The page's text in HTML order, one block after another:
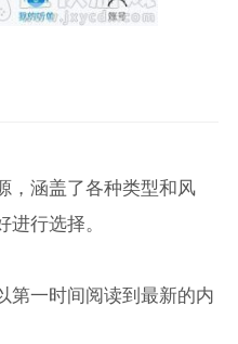
，涵盖了各种类型和风
行选择。
第一时间阅读到最新的内